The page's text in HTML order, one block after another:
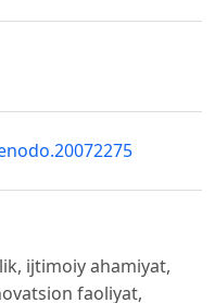
ijtimoiy ahamiyat,
faoliyat,